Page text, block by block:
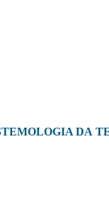
DA